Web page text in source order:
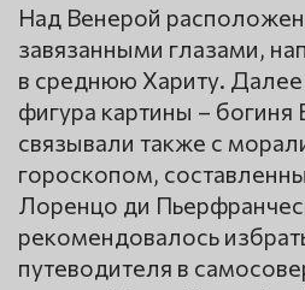
Над Венерой
завязанными глазами,
в среднюю Хариту. Далее
фигура картины – богиня
связывали также с
гороскопом,
Лоренцо ди
рекомендовалось
путеводителя в